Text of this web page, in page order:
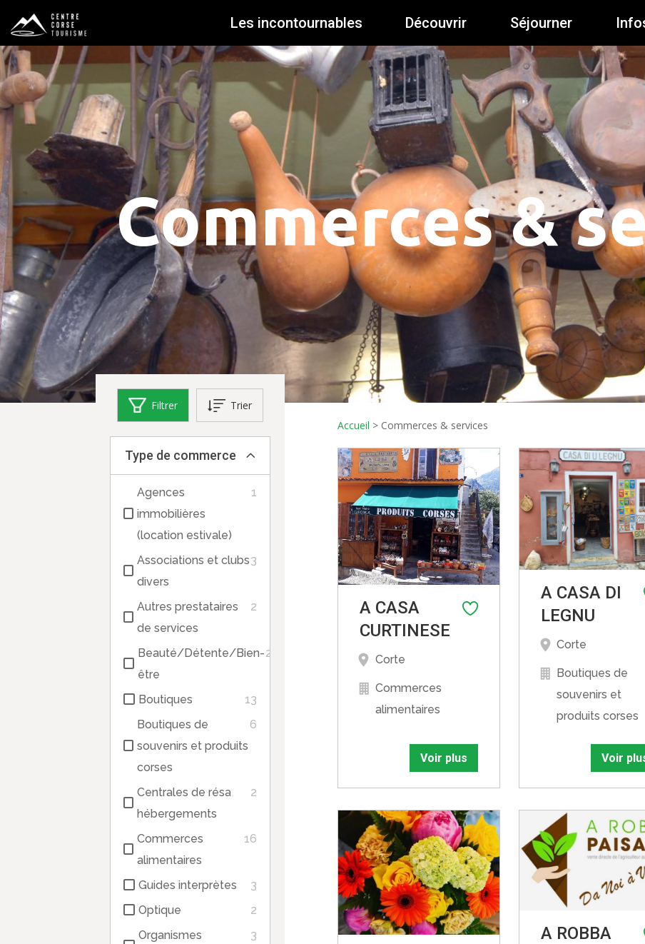
Les incontournables Découvrir Séjourner
Commerces &
Accueil > Commerces & services
Filtrer Trier
Type de commerce
Agences
immobilières
(location estivale)
1
Associations et clubs
divers
3
Autres prestataires
de services
2
Beauté/Détente/Bien-
être
2
Boutiques
13
Boutiques de
souvenirs et produits
corses
6
Centrales de résa
hébergements
2
Commerces
alimentaires
16
Guides interprètes
3
Optique
2
Organismes
3
A CASA
CURTINESE
Corte
Commerces
alimentaires
Voir plus
A CASA DI
LEGNU
Corte
Boutiques de
souvenirs et
produits corses
Voir
A ROBBA